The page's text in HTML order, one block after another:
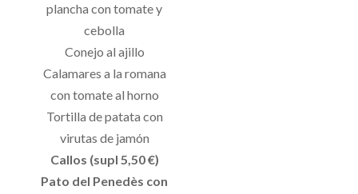
plancha con tomate y
cebolla
Conejo al ajillo
Calamares a la romana
con tomate al horno
Tortilla de patata con
virutas de jamón
Callos (supl 5,50 €)
Pato del Penedès con